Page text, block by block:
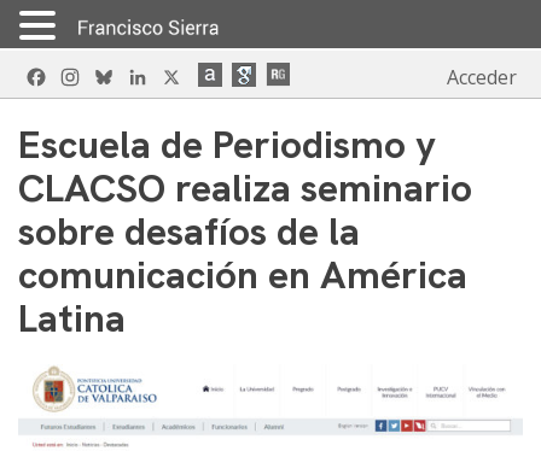
Skip
to
FacebookInstagram
BlueskyLinkedIn Acceder
Escuela de Periodismo y
CLACSO realiza seminario
sobre desafíos de la
comunicación en América
Latina